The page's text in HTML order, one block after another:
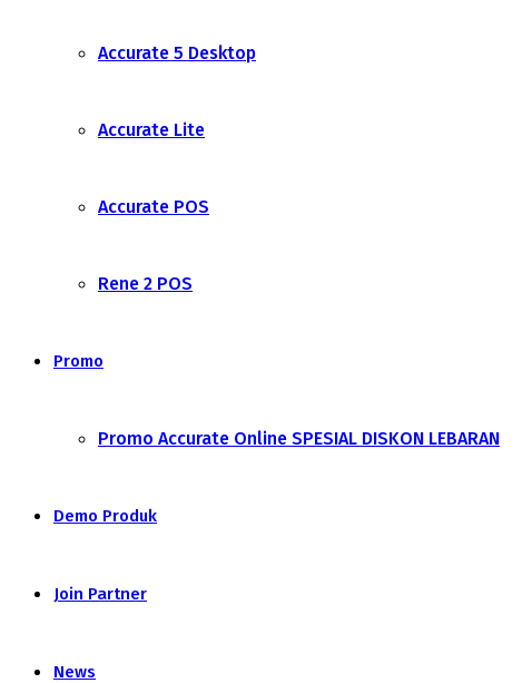
Accurate 5 Desktop
Accurate Lite
Accurate POS
Rene 2 POS
Promo
Promo Accurate Online SPESIAL DISKON LEBARAN
Demo Produk
Join Partner
News